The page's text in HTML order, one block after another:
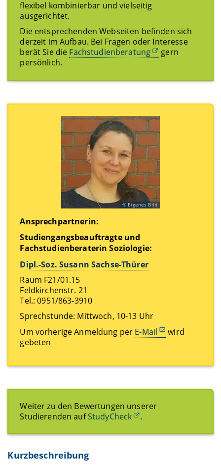
flexibel kombinierbar und vielseitig
ausgerichtet.
Die entsprechenden Webseiten befinden sich
derzeit im Aufbau. Bei Fragen oder Interesse
berät Sie die Fachstudienberatung
gern
persönlich.
Eigenes Bild
Ansprechpartnerin:
Studiengangsbeauftragte und
Fachstudienberaterin Soziologie:
Dipl.-Soz. Susann Sachse-Thürer
Raum F21/01.15
Feldkirchenstr. 21
Tel.: 0951/863-3910
Sprechstunde: Mittwoch, 10-13 Uhr
Um vorherige Anmeldung per E-Mail
wird
gebeten
Weiter zu den Bewertungen unserer
Studierenden aufStudyCheck .
Kurzbeschreibung